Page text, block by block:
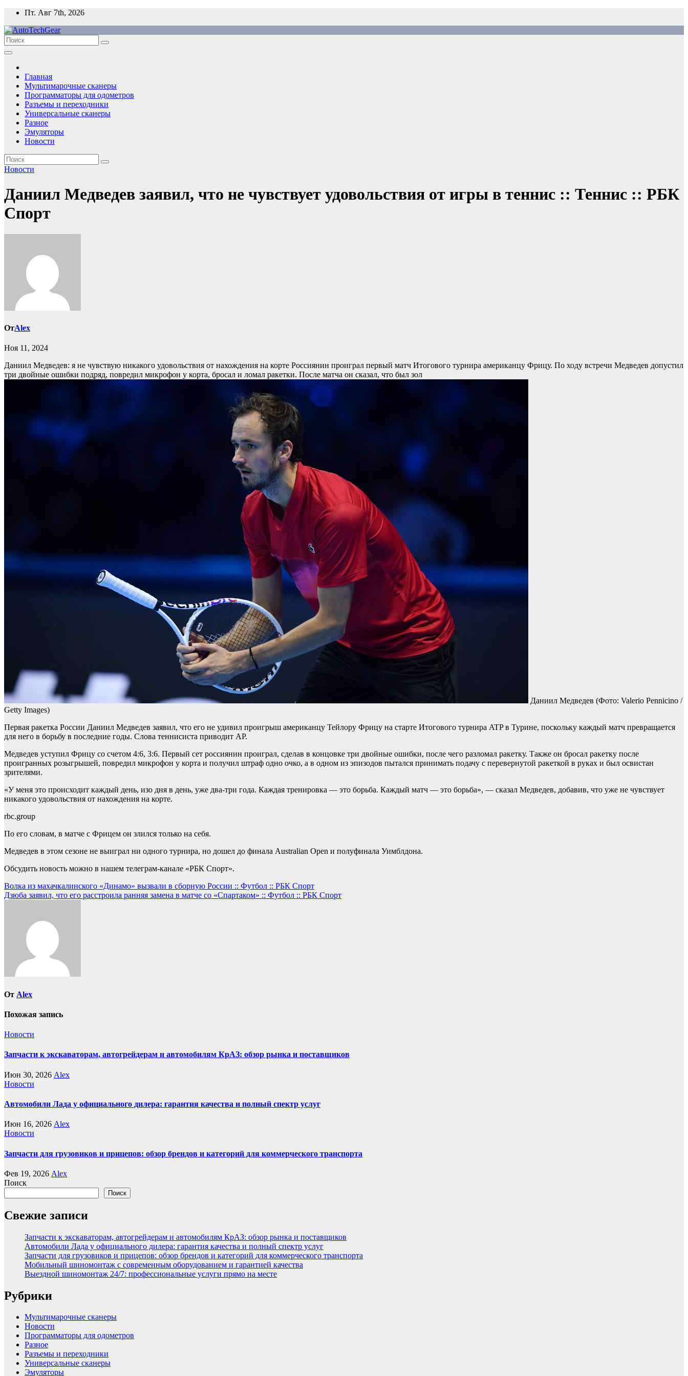
Перейти
содержимому
Пт. Авг 7th, 2026
Главная
Мультимарочные сканеры
Программаторы для одометров
Разъемы и переходники
Универсальные сканеры
Разное
Эмуляторы
Новости
Новости
Даниил Медведев заявил, что не чувствует удовольствия от игры в теннис :: Теннис :: РБК
Спорт
ОтAlex
Ноя 11, 2024
Даниил Медведев: я не чувствую никакого удовольствия от нахождения на корте Россиянин проиграл первый матч Итогового турнира американцу Фрицу. По ходу встречи Медведев допустил
три двойные ошибки подряд, повредил микрофон у корта, бросал и ломал ракетки. После матча он сказал, что был зол
Даниил Медведев (Фото: Valerio Pennicino /
Getty Images)
Первая ракетка России Даниил Медведев заявил, что его не удивил проигрыш американцу Тейлору Фрицу на старте Итогового турнира ATP в Турине, поскольку каждый матч превращается
для него в борьбу в последние годы. Слова теннисиста приводит AP.
Медведев уступил Фрицу со счетом 4:6, 3:6. Первый сет россиянин проиграл, сделав в концовке три двойные ошибки, после чего разломал ракетку. Также он бросал ракетку после
проигранных розыгрышей, повредил микрофон у корта и получил штраф одно очко, а в одном из эпизодов пытался принимать подачу с перевернутой ракеткой в руках и был освистан
зрителями.
«У меня это происходит каждый день, изо дня в день, уже два-три года. Каждая тренировка — это борьба. Каждый матч — это борьба», — сказал Медведев, добавив, что уже не чувствует
никакого удовольствия от нахождения на корте.
rbc.group
По его словам, в матче с Фрицем он злился только на себя.
Медведев в этом сезоне не выиграл ни одного турнира, но дошел до финала Australian Open и полуфинала Уимблдона.
Обсудить новость можно в нашем телеграм-канале «РБК Спорт».
Навигация
по
Волка из махачкалинского «Динамо» вызвали в сборную России :: Футбол :: РБК Спорт
Дзюба заявил, что его расстроила ранняя замена в матче со «Спартаком» :: Футбол :: РБК Спорт
От Alex
Похожая запись
Новости
Запчасти к экскаваторам, автогрейдерам и автомобилям КрАЗ: обзор рынка и поставщиков
Июн 30, 2026 Alex
Новости
Автомобили Лада у официального дилера: гарантия качества и полный спектр услуг
Июн 16, 2026 Alex
Новости
Запчасти для грузовиков и прицепов: обзор брендов и категорий для коммерческого транспорта
Фев 19, 2026 Alex
Поиск
Поиск
Свежие записи
Запчасти к экскаваторам, автогрейдерам и автомобилям КрАЗ: обзор рынка и поставщиков
Автомобили Лада у официального дилера: гарантия качества и полный спектр услуг
Запчасти для грузовиков и прицепов: обзор брендов и категорий для коммерческого транспорта
Мобильный шиномонтаж с современным оборудованием и гарантией качества
Выездной шиномонтаж 24/7: профессиональные услуги прямо на месте
Рубрики
Мультимарочные сканеры
Новости
Программаторы для одометров
Разное
Разъемы и переходники
Универсальные сканеры
Эмуляторы